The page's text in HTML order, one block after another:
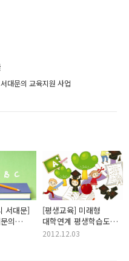
대문의 교육지원 사업
서대문]
의
[평생교육] 미래형
대학연계 평생학습도시
<서대문구 평생학습관
2012.12.03